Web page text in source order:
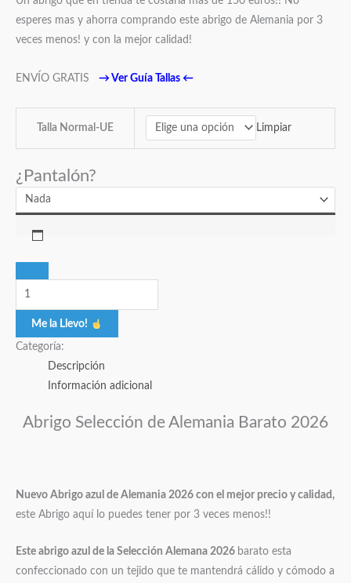
esperes mas y ahorra comprando este abrigo de Alemania por 3
veces menos! y con la mejor calidad!
ENVÍO GRATIS →Ver Guía Tallas ←
Talla Normal-UE Limpiar
¿Pantalón?
Me la Llevo!
Categoría:
Descripción
Información adicional
Abrigo Selección de Alemania Barato 2026
Nuevo Abrigo azul de Alemania 2026 con el mejor precio y calidad,
este Abrigo aquí lo puedes tener por 3 veces menos!!
Este abrigo azul de la Selección Alemana 2026 barato esta
confeccionado con un tejido que te mantendrá cálido y cómodo a